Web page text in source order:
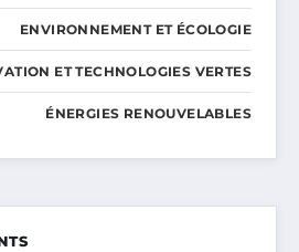
ENVIRONNEMENT ET ÉCOLOGIE
ET TECHNOLOGIES VERTES
ÉNERGIES RENOUVELABLES